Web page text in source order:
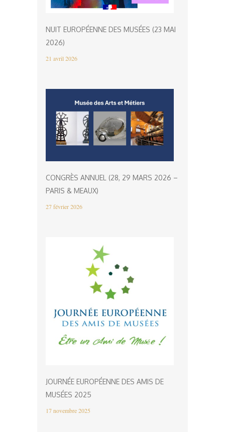
NUIT EUROPÉENNE DES MUSÉES (23 MAI
2026)
21 avril 2026
CONGRÈS ANNUEL (28, 29 MARS 2026 –
PARIS & MEAUX)
27 février 2026
JOURNÉE EUROPÉENNE DES AMIS DE
MUSÉES 2025
17 novembre 2025